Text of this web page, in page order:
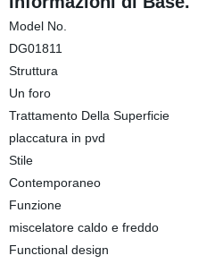
Model No.
DG01811
Struttura
Un foro
Trattamento Della Superficie
placcatura in pvd
Stile
Contemporaneo
Funzione
miscelatore caldo e freddo
Functional design